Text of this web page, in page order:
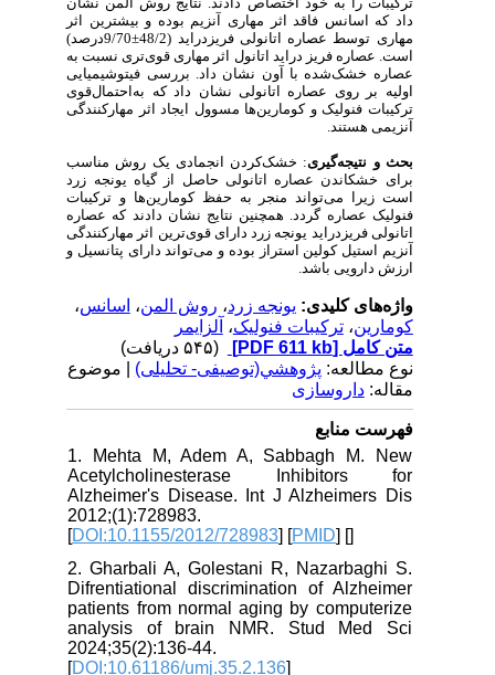
ترکیبات را به خود اختصاص دادند. نتایج روش المن نشان
داد که اسانس فاقد اثر مهاری آنزیم بوده و بیشترین اثر
مهاری توسط عصاره اتانولی فریزدراید (48/2±9/70درصد)
است. عصاره فریز دراید اتانول اثر مهاری قوی‌تری نسبت به
عصاره خشک‌شده با آون نشان داد. بررسی فیتوشیمیایی
اولیه بر روی عصاره اتانولی نشان داد که به‌احتمال‌قوی
ترکیبات فنولیک و کومارین‌ها مسوول ایجاد اثر مهارکنندگی
آنزیمی هستند.
بحث و نتیجه‌گیری : خشک‌کردن انجمادی یک روش مناسب
برای خشکاندن عصاره اتانولی حاصل از گیاه یونجه زرد
است زیرا می‌تواند منجر به حفظ کومارین‌ها و ترکیبات
فنولیک عصاره گردد. همچنین نتایج نشان دادند که عصاره
اتانولی فریزدراید یونجه زرد دارای قوی‌ترین اثر مهارکنندگی
آنزیم استیل کولین استراز بوده و می‌تواند دارای پتانسیل و
ارزش دارویی باشد.
واژه‌های کلیدی:یونجه زرد ،روش المن،اسانس،
کومارین،ترکیبات فنولیک،آلزایمر
متن کامل[PDF 611 kb]
نوع مطالعه:پژوهشي(توصیفی- تحلیلی) | موضوع
مقاله:داروسازی
فهرست منابع
1. Mehta M, Adem A, Sabbagh M. New
Acetylcholinesterase Inhibitors for
Alzheimer's Disease. Int J Alzheimers Dis
2012;(1):728983.
[DOI:10.1155/2012/728983] [PMID] [
2. Gharbali A, Golestani R, Nazarbaghi S.
Difrentiational discrimination of Alzheimer
patients from normal aging by computerize
analysis of brain NMR. Stud Med Sci
2024;35(2):136-44.
[DOI:10.61186/umj.35.2.136